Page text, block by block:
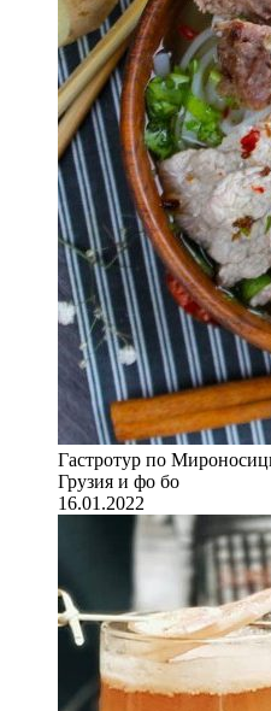
Гастротур по
Грузия и фо бо
16.01.2022